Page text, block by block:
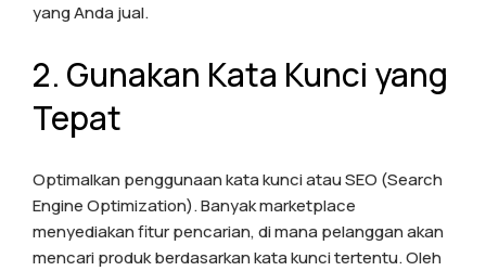
yang Anda jual.
2. Gunakan Kata Kunci yang
Tepat
Optimalkan penggunaan kata kunci atau SEO (Search
Engine Optimization). Banyak marketplace
menyediakan fitur pencarian, di mana pelanggan akan
mencari produk berdasarkan kata kunci tertentu. Oleh